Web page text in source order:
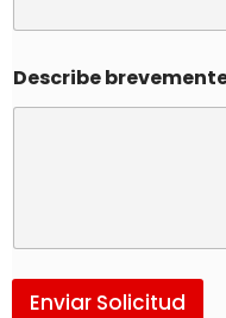
Describe
Enviar Solicitud